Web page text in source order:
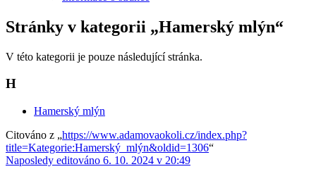
Stránky v kategorii „Hamerský mlýn“
V této kategorii je pouze následující stránka.
H
Hamerský mlýn
Citováno z „https://www.adamovaokoli.cz/index.php?
title=Kategorie:Hamerský_mlýn&oldid=1306“
Naposledy editováno 6. 10. 2024 v 20:49